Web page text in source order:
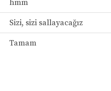
hmm
Sizi, sizi sallayacağız
Tamam